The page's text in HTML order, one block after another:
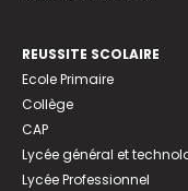
REUSSITE SCOLAIRE
Ecole Primaire
Collège
CAP
Lycée général et
Lycée Professionnel